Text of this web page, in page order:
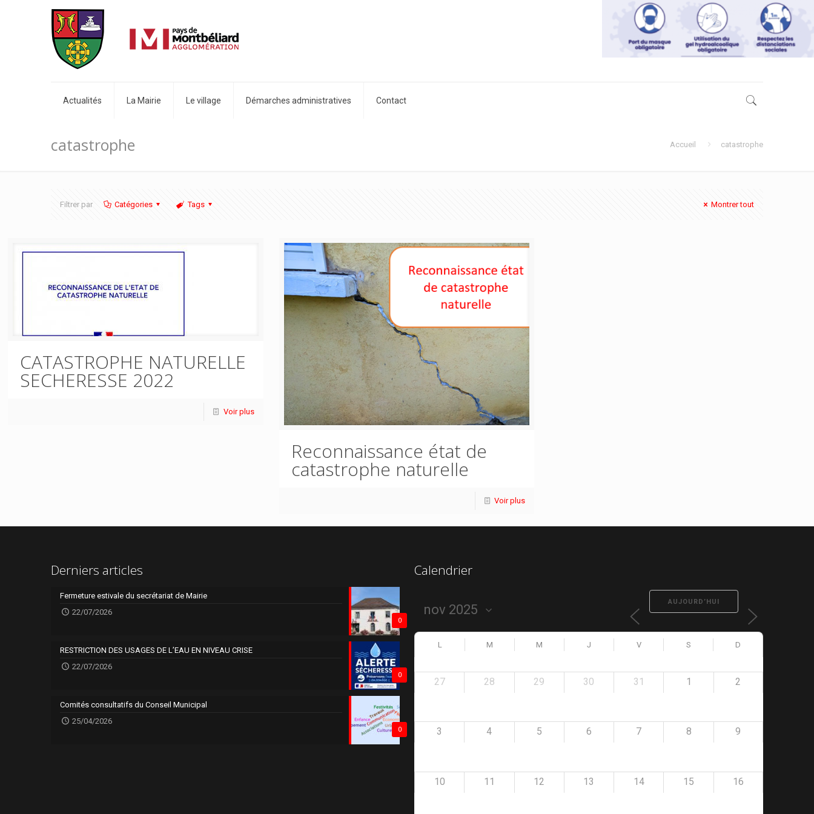
Actualités La Mairie Le village Démarches administratives Contact
catastrophe Accueil catastrophe
Filtrer par Catégories Tags Montrer tout
CATASTROPHE NATURELLE
SECHERESSE 2022
Voir plus
Reconnaissance état de
catastrophe naturelle
Voir plus
Derniers articles
0
Fermeture estivale du secrétariat de Mairie
22/07/2026
0
RESTRICTION DES USAGES DE L’EAU EN NIVEAU CRISE
22/07/2026
0
Comités consultatifs du Conseil Municipal
25/04/2026
Calendrier
AUJOURD’HUI
L M M J V S D
27 28 29 30 31 1 2
3 4 5 6 7 8 9
10 11 12 13 14 15 16